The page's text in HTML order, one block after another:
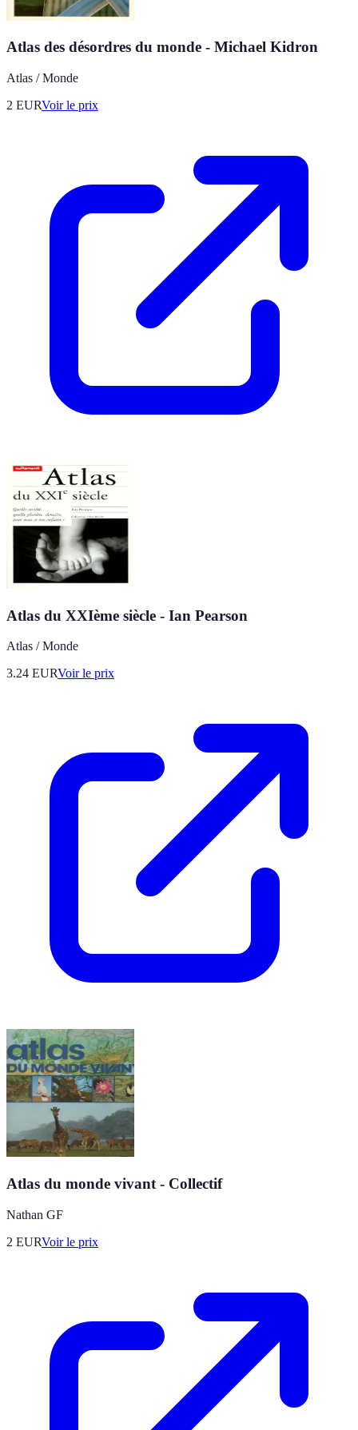
Atlas des désordres du monde - Michael Kidron
Atlas / Monde
2 EURVoir le prix
Atlas du XXIème siècle - Ian Pearson
Atlas / Monde
3.24 EURVoir le prix
Atlas du monde vivant - Collectif
Nathan GF
2 EURVoir le prix